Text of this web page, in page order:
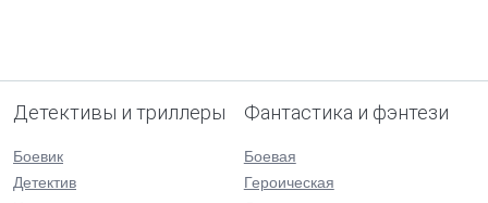
Детективы и триллеры
Боевик
Детектив
Фантастика и фэнтези
Боевая
Героическая